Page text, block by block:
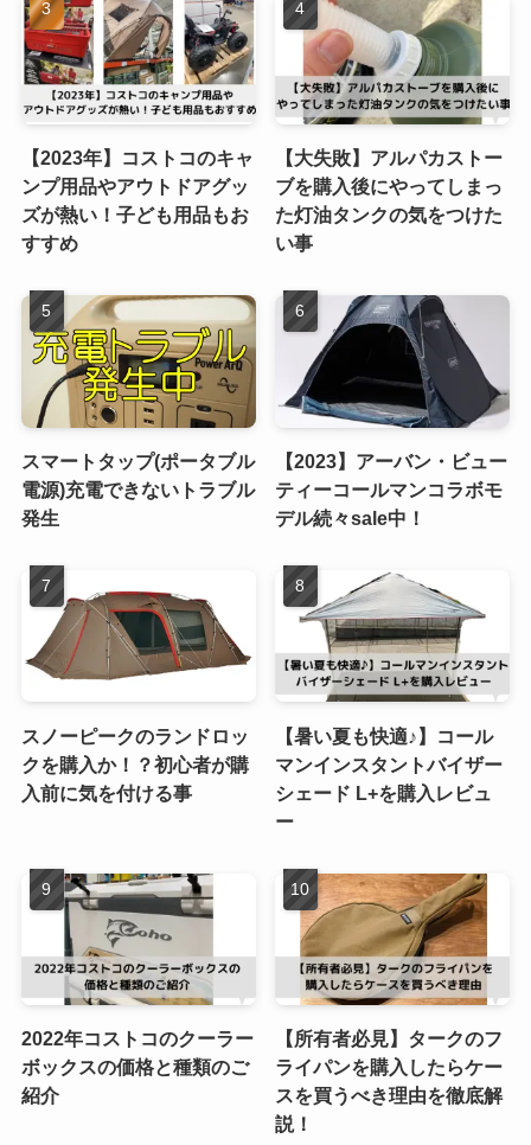
【2023年】コストコのキャ
ンプ用品やアウトドアグッ
ズが熱い！子ども用品もお
すすめ
【大失敗】アルパカストー
ブを購入後にやってしまっ
た灯油タンクの気をつけた
い事
スマートタップ(ポータブル
電源)充電できないトラブル
発生
【2023】アーバン・ビュー
ティーコールマンコラボモ
デル続々sale中！
スノーピークのランドロッ
クを購入か！？初心者が購
入前に気を付ける事
【暑い夏も快適♪】コール
マンインスタントバイザー
シェード L+を購入レビュ
ー
2022年コストコのクーラー
ボックスの価格と種類のご
紹介
【所有者必見】タークのフ
ライパンを購入したらケー
スを買うべき理由を徹底解
説！